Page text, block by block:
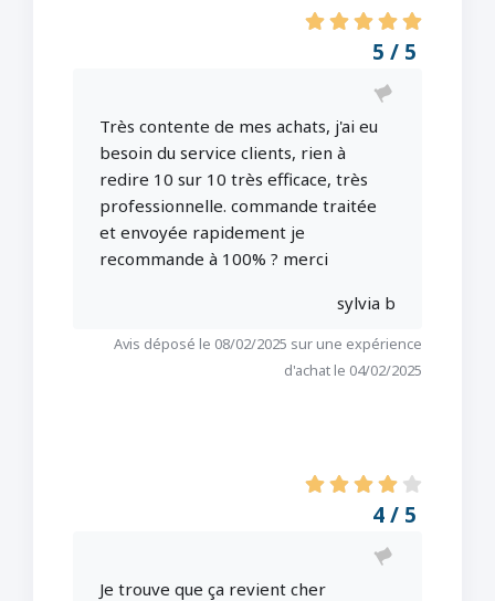
5 / 5
Très contente de mes achats, j'ai eu
besoin du service clients, rien à
redire 10 sur 10 très efficace, très
professionnelle. commande traitée
et envoyée rapidement je
recommande à 100% ? merci
sylvia b
Avis déposé le 08/02/2025 sur une expérience
d'achat le 04/02/2025
4 / 5
Je trouve que ça revient cher